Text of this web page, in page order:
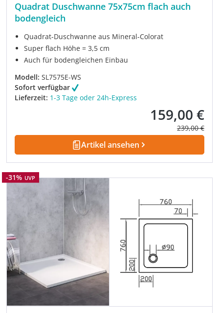
Quadrat Duschwanne 75x75cm flach auch
bodengleich
Quadrat-Duschwanne aus Mineral-Colorat
Super flach Höhe = 3,5 cm
Auch für bodengleichen Einbau
Modell: SL7575E-WS
Sofort verfügbar
Lieferzeit: 1-3 Tage oder 24h-Express
Verkaufspreis:
159,00 €
Regulärer
239,00 €
Artikel ansehen
Rabatt
-31% UVP